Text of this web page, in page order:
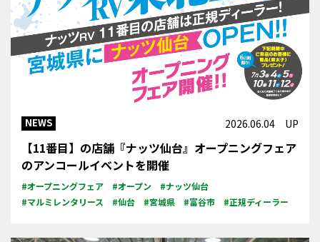
NEWS 2026.06.04 UP
【11番目】の店舗『ナッツ仙台』オープニングフェア
のアンコールイベントを開催
#オープニングフェア #オープン
#ナッツ仙台
#マルミレンタリース
#仙台 #宮城県 #富谷市 #正規ディーラー